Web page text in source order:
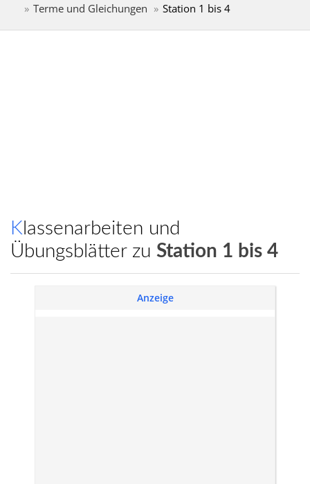
Terme und Gleichungen
Station 1 bis 4
Klassenarbeiten und
Übungsblätter zu Station 1 bis 4
Anzeige